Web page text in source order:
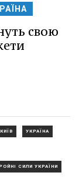
свою
КИЇВ УКРАЇНА
СИЛИ УКРАЇНИ